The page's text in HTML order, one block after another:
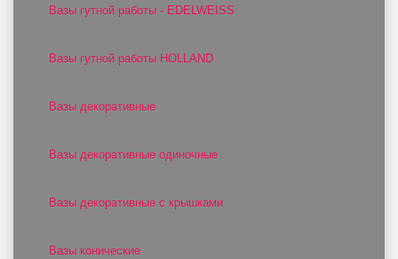
Вазы гутной работы - EDELWEISS
Вазы гутной работы HOLLAND
Вазы декоративные
Вазы декоративные одиночные
Вазы декоративные с крышками
Вазы конические